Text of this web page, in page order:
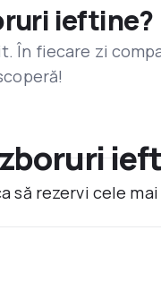
ieftine?
În fiecare zi
să rezervi cele